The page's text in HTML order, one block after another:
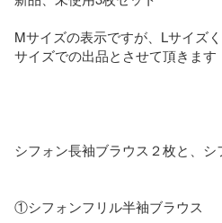
Mサイズの表示ですが、Lサイズ
サイズでの出品とさせて頂きます
シフォン長袖ブラウス２枚と、
①シフォンフリル半袖ブラウス